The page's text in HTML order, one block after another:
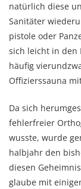
natürlich diese
Sanitäter
pistole oder
sich leicht in den
häufig
Offiziers­sauna
Da sich
fehler­freier
wusste, wurde
halb­jahr den
diesen
glaube mit